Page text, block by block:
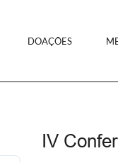
DOAÇÕES
IV